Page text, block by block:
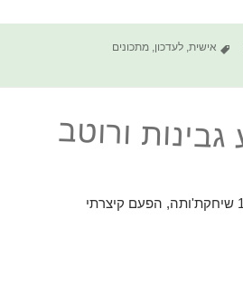
תגיות
אישית ,לעדכון ,מתכונים
ורוטב
שיחקת'ותה, הפעם קיצרתי